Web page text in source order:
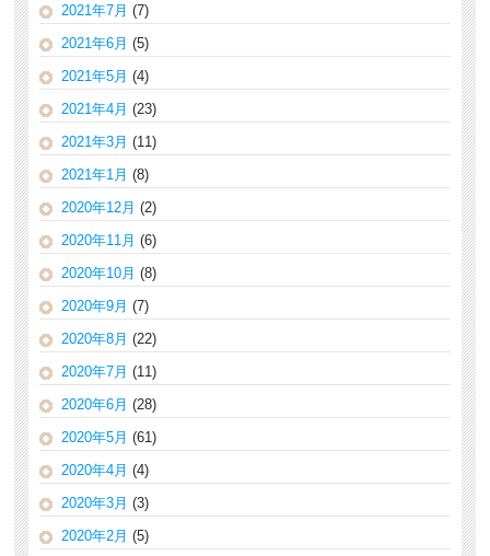
2021年7月 (7)
2021年6月 (5)
2021年5月 (4)
2021年4月 (23)
2021年3月 (11)
2021年1月 (8)
2020年12月 (2)
2020年11月 (6)
2020年10月 (8)
2020年9月 (7)
2020年8月 (22)
2020年7月 (11)
2020年6月 (28)
2020年5月 (61)
2020年4月 (4)
2020年3月 (3)
2020年2月 (5)